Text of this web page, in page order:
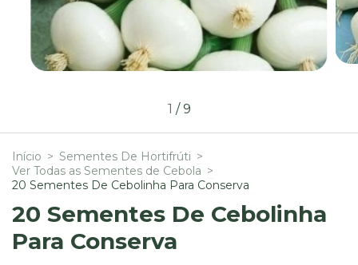
1 / 9
Início > Sementes De Hortifrúti >
Ver Todas as Sementes de Cebola >
20 Sementes De Cebolinha Para Conserva
20 Sementes De Cebolinha
Para Conserva